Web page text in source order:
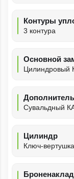
Контуры
3 контура
Основной
Цилиндровый
Сувальдный
Цилиндр
Ключ-